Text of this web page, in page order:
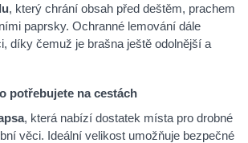
, který chrání obsah před deštěm, prachem
paprsky. Ochranné lemování dále
díky čemuž je brašna ještě odolnější a
potřebujete na cestách
, která nabízí dostatek místa pro drobné
věci. Ideální velikost umožňuje bezpečné